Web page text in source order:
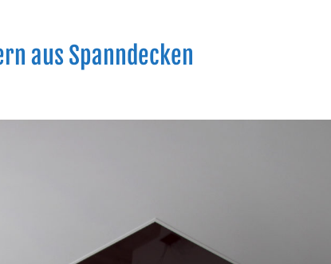
aus Spanndecken